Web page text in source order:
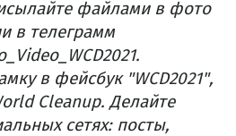
файлами в фото
в телеграмм
в фейсбук "WCD2021",
Cleanup. Делайте
сетях: посты,